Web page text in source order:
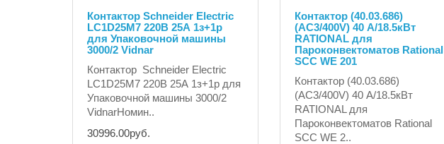
Контактор Schneider Electric
LC1D25M7 220В 25А 1з+1р
для Упаковочной машины
3000/2 Vidnar
Контактор Schneider Electric
LC1D25M7 220В 25А 1з+1р для
Упаковочной машины 3000/2
VidnarНомин..
30996.00руб.
Контактор (40.03.686)
(AC3/400V) 40 A/18.5кВт
RATIONAL для
Пароконвектоматов Rational
SCC WE 201
Контактор (40.03.686)
(AC3/400V) 40 A/18.5кВт
RATIONAL для
Пароконвектоматов Rational
SCC WE 2..